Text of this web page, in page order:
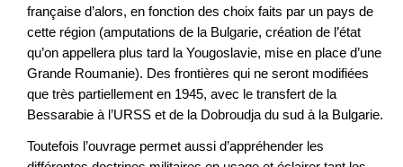
française d’alors, en fonction des choix faits par un pays de
cette région (amputations de la Bulgarie, création de l’état
qu’on appellera plus tard la Yougoslavie, mise en place d’une
Grande Roumanie). Des frontières qui ne seront modifiées
que très partiellement en 1945, avec le transfert de la
Bessarabie à l’URSS et de la Dobroudja du sud à la Bulgarie.
Toutefois l’ouvrage permet aussi d’appréhender les